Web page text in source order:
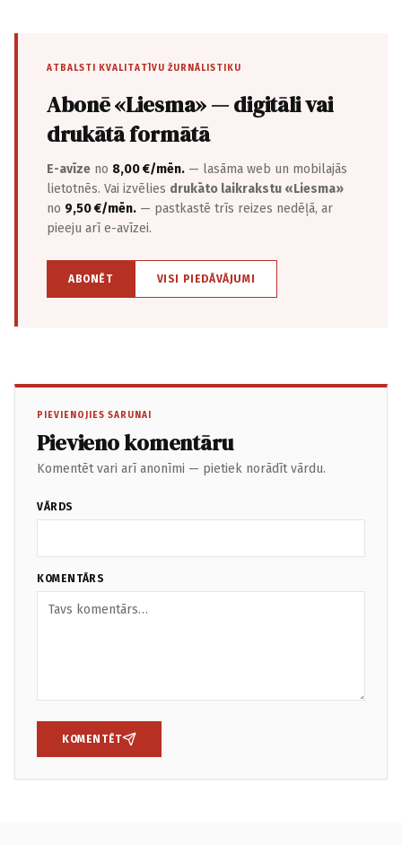
ATBALSTI KVALITATĪVU ŽURNĀLISTIKU
Abonē «Liesma» — digitāli vai
drukātā formātā
E-avīze no 8,00 €/mēn. — lasāma web un mobilajās
lietotnēs. Vai izvēlies drukāto laikrakstu «Liesma»
no 9,50 €/mēn. — pastkastē trīs reizes nedēļā, ar
pieeju arī e-avīzei.
ABONĒT VISI PIEDĀVĀJUMI
PIEVIENOJIES SARUNAI
Pievieno komentāru
Komentēt vari arī anonīmi — pietiek norādīt vārdu.
VĀRDS
KOMENTĀRS
KOMENTĒT